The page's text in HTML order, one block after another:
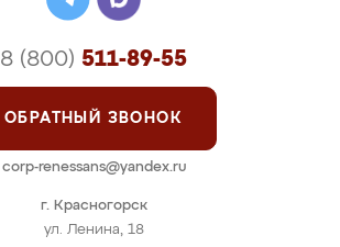
г. Красногорск
ул. Ленина, 18
8 (800) 511-89-55
ОБРАТНЫЙ ЗВОНОК
corp-renessans@yandex.ru